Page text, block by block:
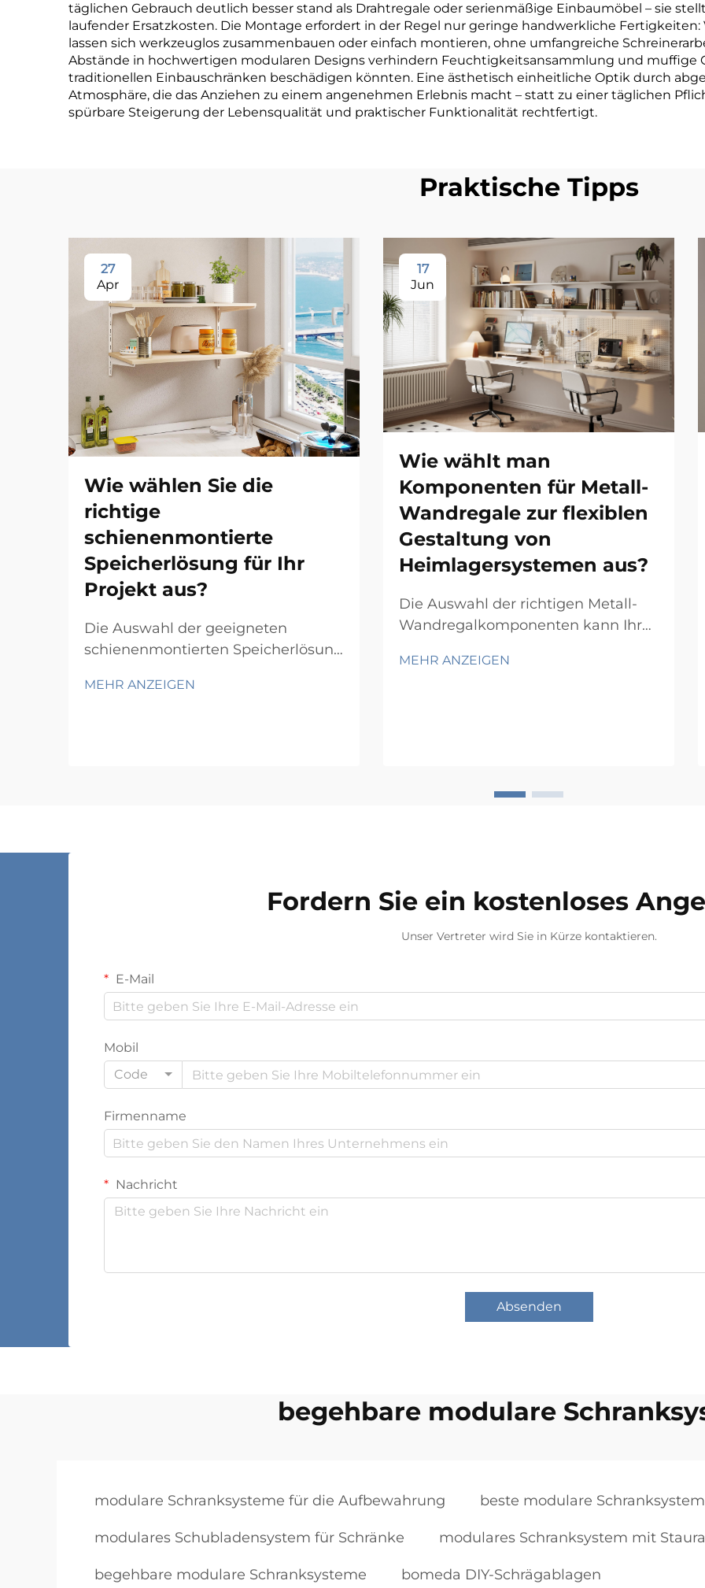
täglichen Gebrauch deutlich besser stand als Drahtregale oder serienmäßige Einbaumöbel – sie
laufender Ersatzkosten. Die Montage erfordert in der Regel nur geringe handwerkliche
lassen sich werkzeuglos zusammenbauen oder einfach montieren, ohne umfangreiche
Abstände in hochwertigen modularen Designs verhindern Feuchtigkeitsansammlung und muffige
traditionellen Einbauschränken beschädigen könnten. Eine ästhetisch einheitliche Optik durch
Atmosphäre, die das Anziehen zu einem angenehmen Erlebnis macht – statt zu einer täglichen
spürbare Steigerung der Lebensqualität und praktischer Funktionalität rechtfertigt.
Praktische Tipps
27
Apr
Wie wählen Sie die
richtige
schienenmontierte
Speicherlösung für Ihr
Projekt aus?
Die Auswahl der geeigneten
schienenmontierten Speicherlösung
eine sorgfältige Abwägung
MEHR ANZEIGEN
17
Jun
Wie wählt man
Komponenten für Metall-
Wandregale zur flexiblen
Gestaltung von
Heimlagersystemen aus?
Die Auswahl der richtigen Metall-
Wandregalkomponenten kann Ihre
Haus vollständig verändern. Metall-
Dekorationsgegenständen zu
MEHR ANZEIGEN
Fordern Sie ein kostenloses
Unser Vertreter wird Sie in Kürze kontaktieren.
E-Mail
Mobil
Code
Firmenname
Nachricht
Absenden
begehbare modulare
modulare Schranksysteme für die Aufbewahrung beste modulare
modulares Schubladensystem für Schränke modulares Schranksystem mit
begehbare modulare Schranksysteme bomeda DIY-Schrägablagen